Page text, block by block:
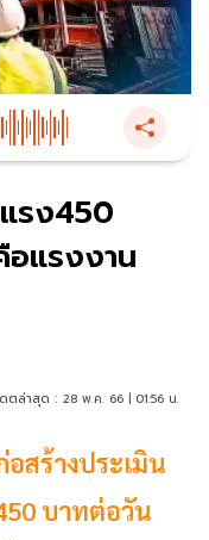
รง450
แรงงาน
ตล่าสุด : 28 พ.ค. 66 | 01:56 น.
สร้างประเมิน
บาทต่อวัน